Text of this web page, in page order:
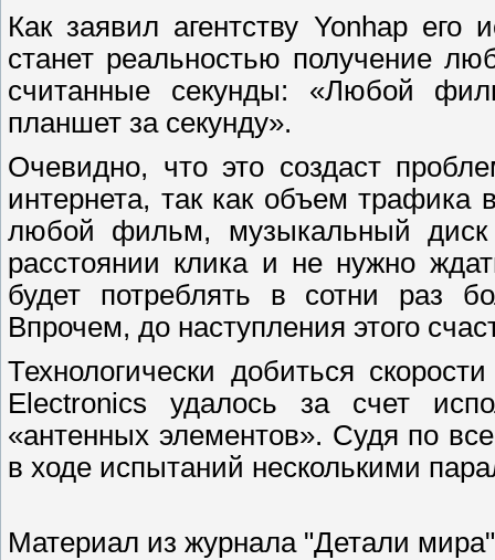
Как заявил агентству Yonhap
станет реальностью получение
считанные секунды: «Любой
планшет за секунду».
Очевидно, что это создаст
интернета, так как объем трафика
любой фильм, музыкальный диск
расстоянии клика и не нужно
будет потреблять в сотни раз
Впрочем, до наступления этого
Технологически добиться
Electronics удалось за счет
«антенных элементов». Судя по
в ходе испытаний несколькими
Материал из журнала "Детали мира"